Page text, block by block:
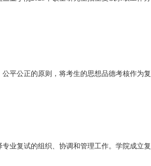
平公正的原则，将考生的思想品德考核作为
业复试的组织、协调和管理工作。学院成立